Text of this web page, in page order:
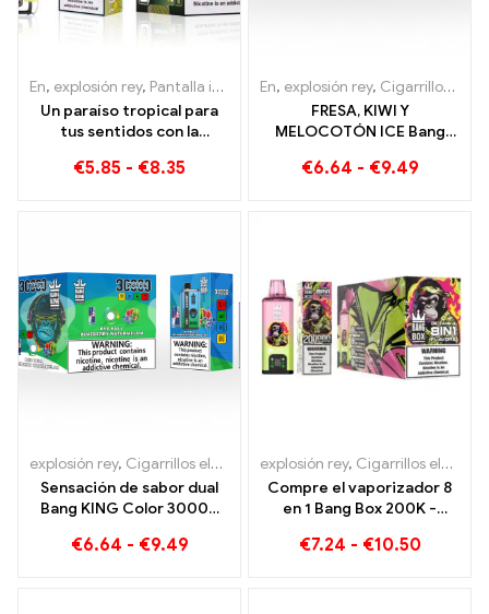
En, explosión rey, Pantalla inteligente Bang King 15000 Soplo ,
Un paraíso tropical para
tus sentidos con la
Tropical Fruit Bang King
€5.85 - €8.35
En, explosión rey, Cigarrillos electrónicos desechables Lituania
FRESA, KIWI Y
MELOCOTÓN ICE Bang
Cigarrillo electrónico
€6.64 - €9.49
explosión rey, Cigarrillos electrónicos desechables ,Cigarrillos
Sensación de sabor dual
Bang KING Color 30000
Sandía 30000 Cigarrillo
€6.64 - €9.49
explosión rey, Cigarrillos electrónicos desechables
Compre el vaporizador 8
en 1 Bang Box 200K -
Sabores
€7.24 - €10.50